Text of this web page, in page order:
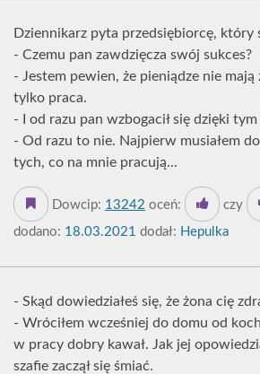
Dziennikarz pyta przedsiębiorcę, który
- Czemu pan zawdzięcza swój sukces?
- Jestem pewien, że pieniądze nie mają
tylko praca.
- I od razu pan wzbogacił się dzięki
- Od razu to nie. Najpierw musiałem
tych, co na mnie pracują...
Dowcip: 13242 oceń: czy
dodano: 18.03.2021 dodał: Hepulka
- Skąd dowiedziałeś się, że żona cię
- Wróciłem wcześniej do domu od
w pracy dobry kawał. Jak jej
szafie zaczął się śmiać.